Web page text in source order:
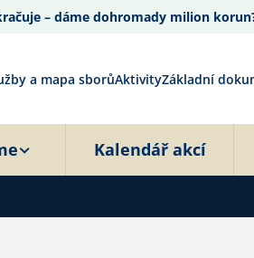
– dáme dohromady milion
a mapa sborůAktivityZákladní
Kalendář akcí